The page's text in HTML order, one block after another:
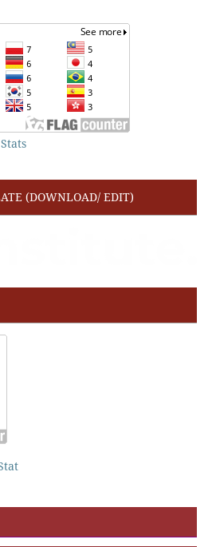
(DOWNLOAD/ EDIT)